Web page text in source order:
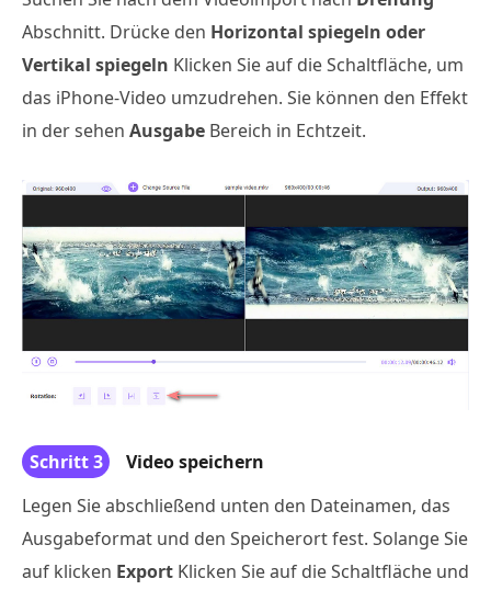
Abschnitt. Drücke den Horizontal spiegeln oder
Vertikal spiegeln Klicken Sie auf die Schaltfläche, um
das iPhone-Video umzudrehen. Sie können den Effekt
in der sehen Ausgabe Bereich in Echtzeit.
Schritt 3
Video speichern
Legen Sie abschließend unten den Dateinamen, das
Ausgabeformat und den Speicherort fest. Solange Sie
auf klicken Export Klicken Sie auf die Schaltfläche und